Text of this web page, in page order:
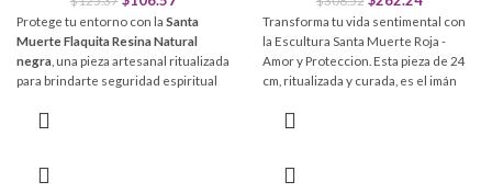
Protege tu entorno con la Santa
Muerte Flaquita Resina Natural
negra , una pieza artesanal ritualizada
para brindarte seguridad espiritual
de alta calidad, es el canal ideal para
Transforma tu vida sentimental con
la Escultura Santa Muerte Roja -
Amor y Proteccion. Esta pieza de 24
cm, ritualizada y curada, es el imán
afectivos y atraer la armonía a tu
Atracción del amor: